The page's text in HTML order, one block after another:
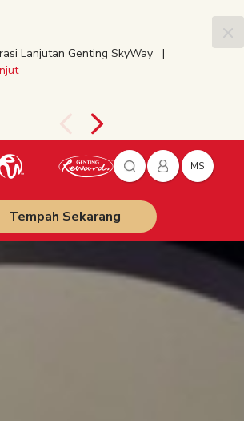
Lanjutan Genting SkyWay |
MS
Tempah Sekarang